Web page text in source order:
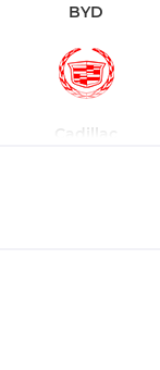
BYD
Cadillac